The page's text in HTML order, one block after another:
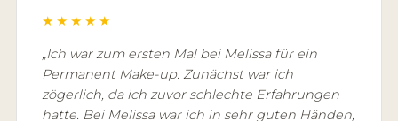
★★★★★
„Ich war zum ersten Mal bei Melissa für ein
Permanent Make-up. Zunächst war ich
zögerlich, da ich zuvor schlechte Erfahrungen
hatte. Bei Melissa war ich in sehr guten Händen,